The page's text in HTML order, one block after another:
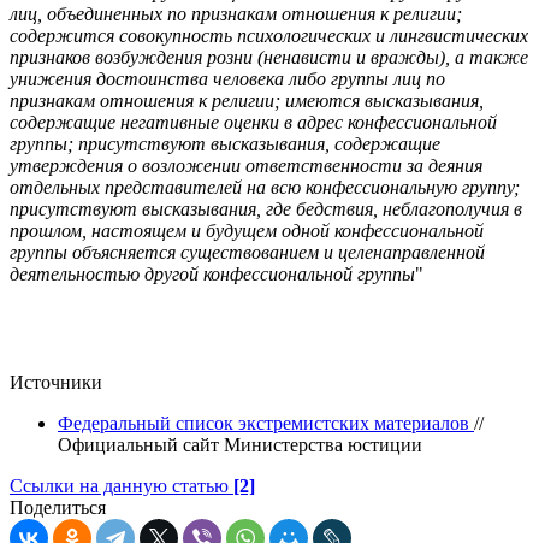
лиц, объединенных по признакам отношения к религии;
содержится совокупность психологических и лингвистических
признаков возбуждения розни (ненависти и вражды), а также
унижения достоинства человека либо группы лиц по
признакам отношения к религии; имеются высказывания,
содержащие негативные оценки в адрес конфессиональной
группы; присутствуют высказывания, содержащие
утверждения о возложении ответственности за деяния
отдельных представителей на всю конфессиональную группу;
присутствуют высказывания, где бедствия, неблагополучия в
прошлом, настоящем и будущем одной конфессиональной
группы объясняется существованием и целенаправленной
деятельностью другой конфессиональной группы"
Источники
Федеральный список экстремистских материалов //
Официальный сайт Министерства юстиции
Ссылки на данную статью [2]
Поделиться